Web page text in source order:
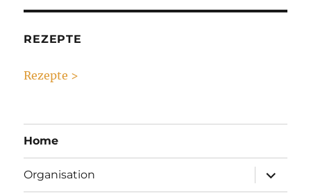
REZEPTE
Rezepte >
Home
Organisation
anzeigen